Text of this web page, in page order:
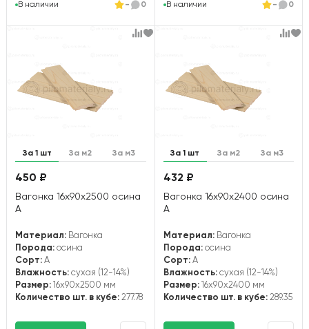
В наличии - 0 В наличии - 0
За 1 шт За м2 За м3
450 ₽
Вагонка 16х90х2500 осина
А
Материал: Вагонка
Порода: осина
Сорт: А
Влажность: сухая (12-14%)
Размер: 16x90x2500 мм
Количество шт. в кубе: 277.78
За 1 шт За м2 За м3
432 ₽
Вагонка 16х90х2400 осина
А
Материал:Вагонка
Порода:осина
Сорт:А
Влажность:сухая (12-14%)
Размер:16x90x2400 мм
Количество шт. в кубе:289.35